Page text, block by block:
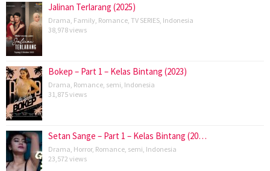
Jalinan Terlarang (2025)
Drama Family Romance TV SERIES Indonesia
38,978 views
Bokep – Part 1 – Kelas Bintang (2023)
Drama Romance semi Indonesia
31,875 views
Setan Sange – Part 1 – Kelas Bintang (20…
Drama Horror, Romance semi Indonesia
23,572 views